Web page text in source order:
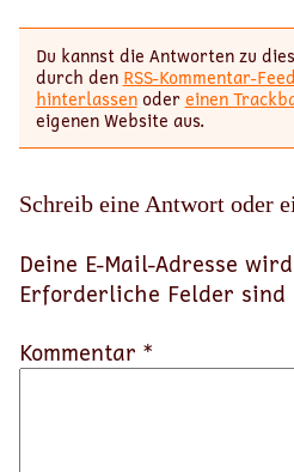
Du kannst die Antworten zu
durch den RSS-Kommentar-Feed
hinterlassenodereinen
eigenen Website aus.
Schreib eine Antwort oder
Deine E-Mail-Adresse
Erforderliche Felder sind
Kommentar *